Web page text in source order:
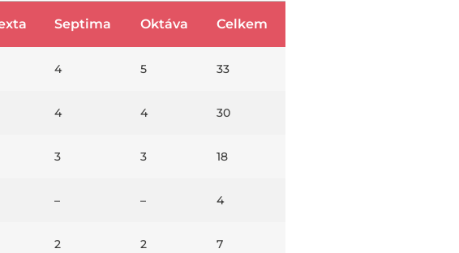
Septima Oktáva Celkem
4 5 33
4 4 30
3 3 18
– – 4
2 2 7